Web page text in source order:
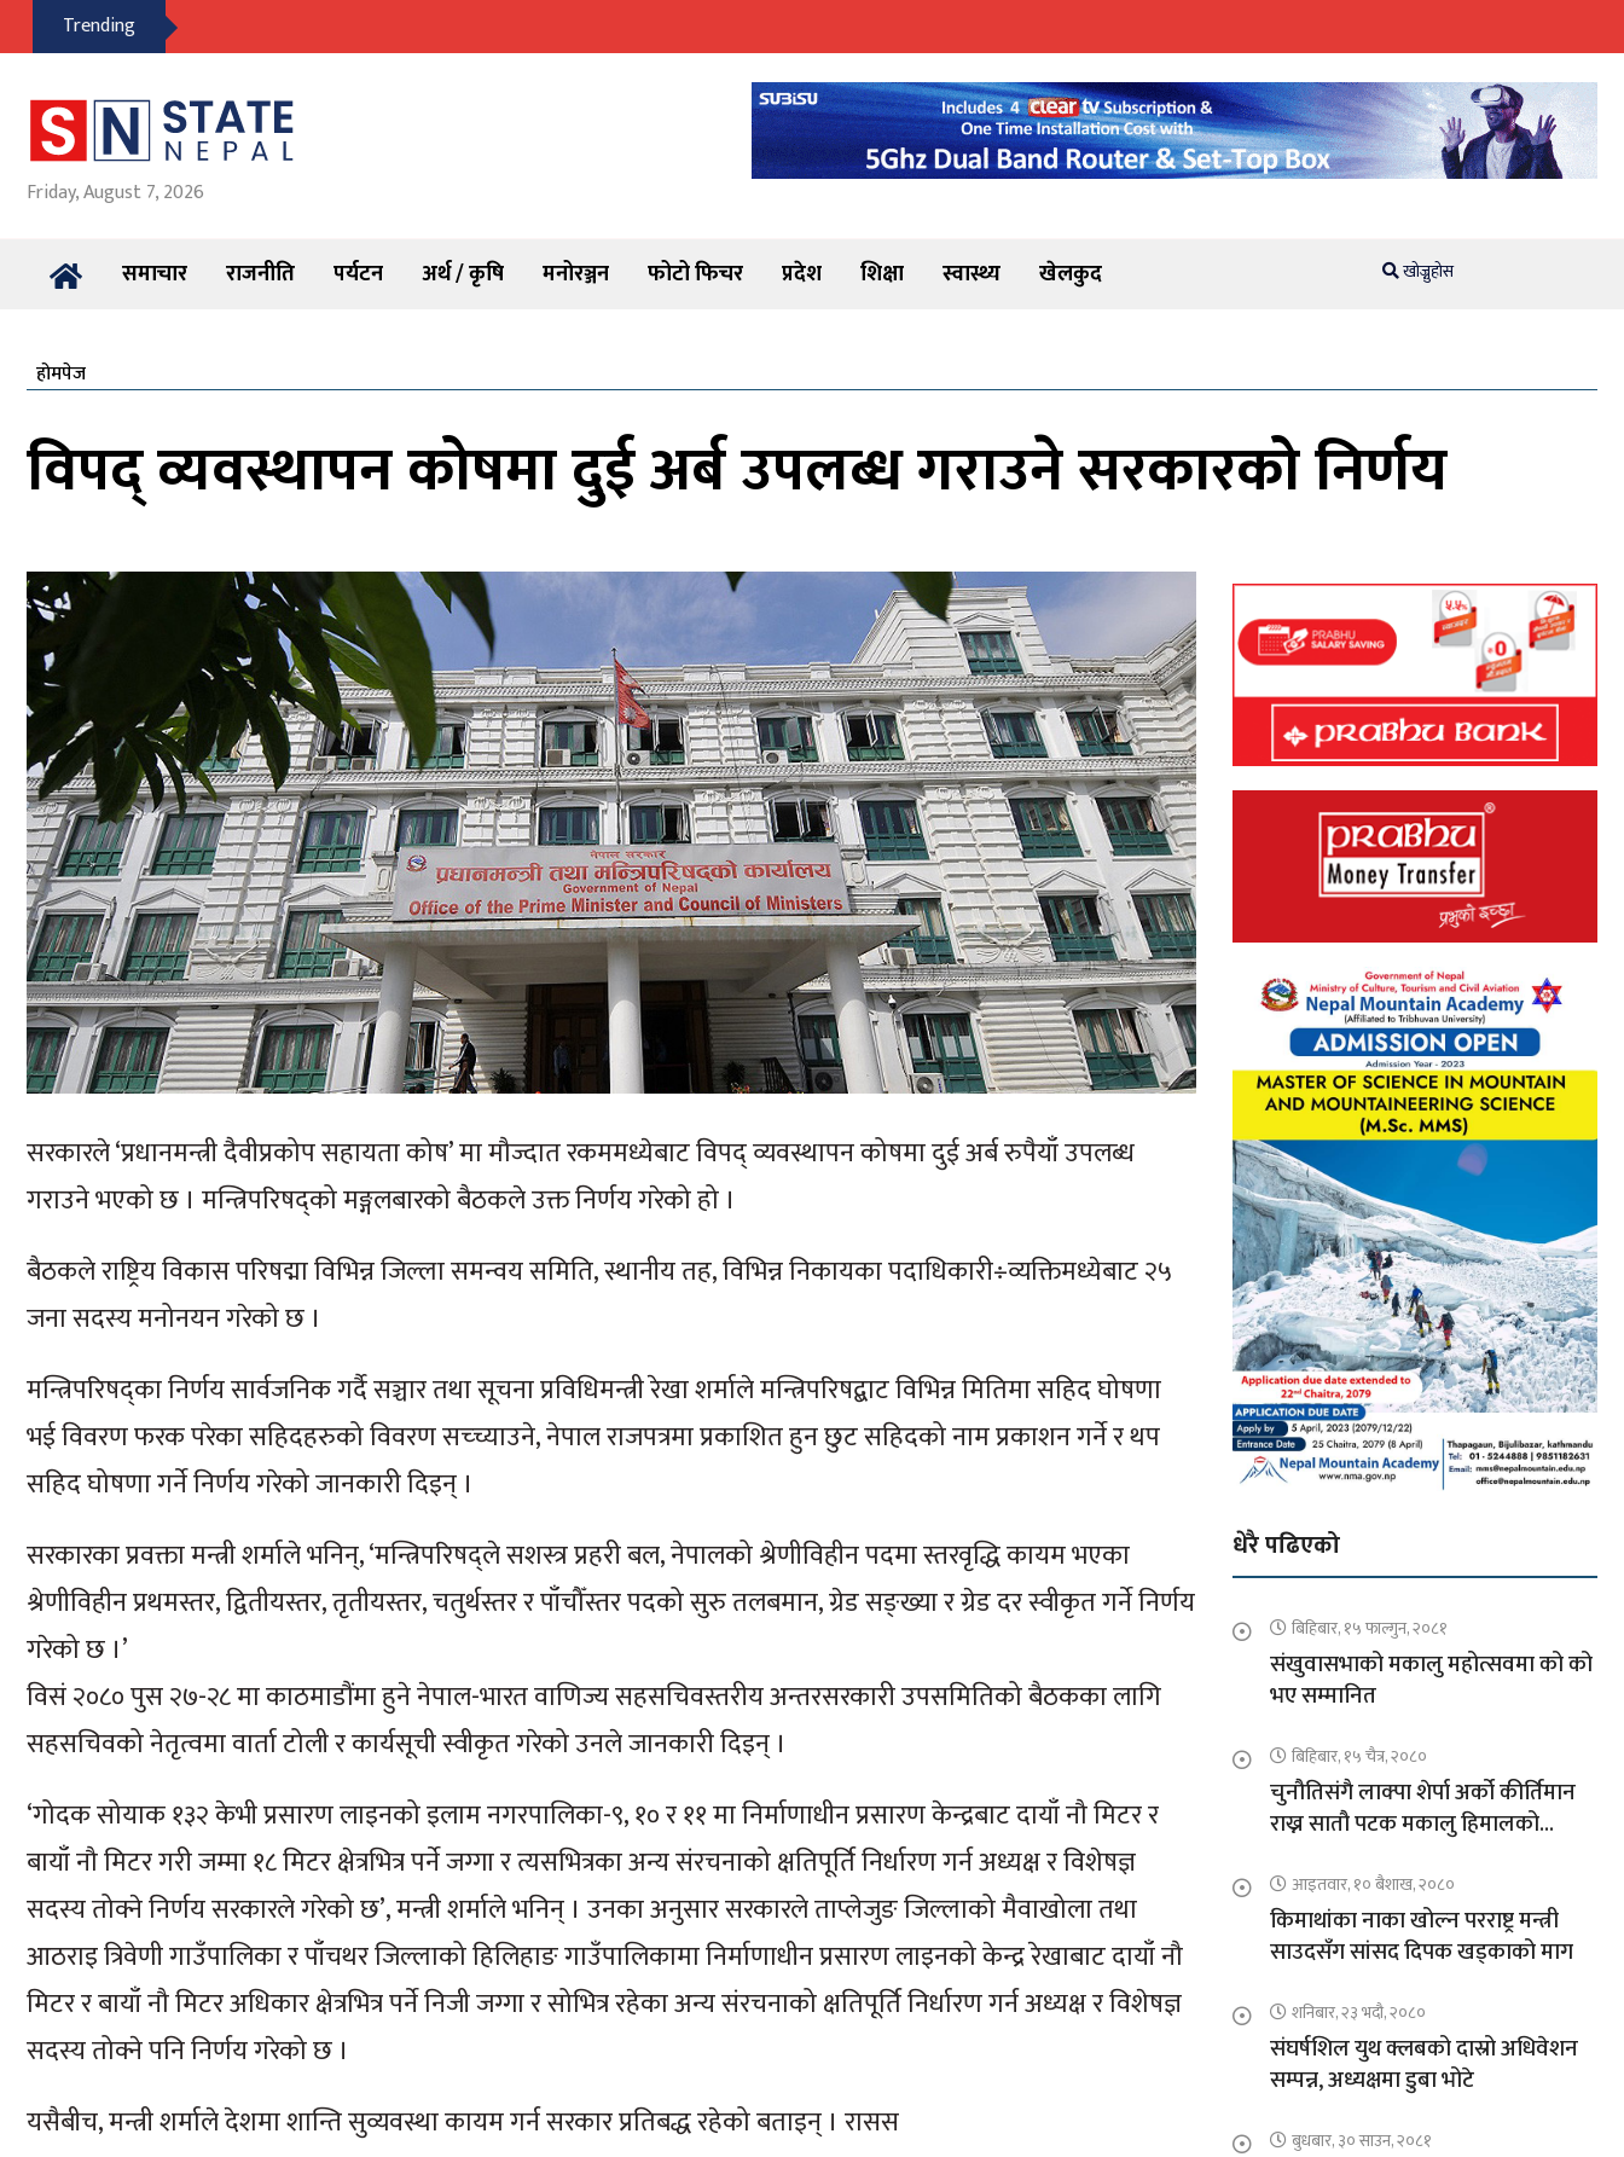
Trending
Friday, August 7, 2026
समाचार राजनीति पर्यटन अर्थ / कृषि मनोरञ्जन फोटो फिचर प्रदेश शिक्षा स्वास्थ्य खेलकुद खोज्नुहोस
होमपेज
विपद् व्यवस्थापन कोषमा दुई अर्ब उपलब्ध गराउने सरकारको निर्णय
सरकारले ‘प्रधानमन्त्री दैवीप्रकोप सहायता कोष’ मा मौज्दात रकममध्येबाट विपद् व्यवस्थापन कोषमा दुई अर्ब रुपैयाँ उपलब्ध
गराउने भएको छ । मन्त्रिपरिषद्को मङ्गलबारको बैठकले उक्त निर्णय गरेको हो ।
बैठकले राष्ट्रिय विकास परिषद्मा विभिन्न जिल्ला समन्वय समिति, स्थानीय तह, विभिन्न निकायका पदाधिकारी÷व्यक्तिमध्येबाट २५
जना सदस्य मनोनयन गरेको छ ।
मन्त्रिपरिषद्का निर्णय सार्वजनिक गर्दै सञ्चार तथा सूचना प्रविधिमन्त्री रेखा शर्माले मन्त्रिपरिषद्बाट विभिन्न मितिमा सहिद घोषणा
भई विवरण फरक परेका सहिदहरुको विवरण सच्च्याउने, नेपाल राजपत्रमा प्रकाशित हुन छुट सहिदको नाम प्रकाशन गर्ने र थप
सहिद घोषणा गर्ने निर्णय गरेको जानकारी दिइन् ।
सरकारका प्रवक्ता मन्त्री शर्माले भनिन्, ‘मन्त्रिपरिषद्ले सशस्त्र प्रहरी बल, नेपालको श्रेणीविहीन पदमा स्तरवृद्धि कायम भएका
श्रेणीविहीन प्रथमस्तर, द्वितीयस्तर, तृतीयस्तर, चतुर्थस्तर र पाँचौँस्तर पदको सुरु तलबमान, ग्रेड सङ्ख्या र ग्रेड दर स्वीकृत गर्ने निर्णय
गरेको छ ।’
विसं २०८० पुस २७-२८ मा काठमाडौंमा हुने नेपाल-भारत वाणिज्य सहसचिवस्तरीय अन्तरसरकारी उपसमितिको बैठकका लागि
सहसचिवको नेतृत्वमा वार्ता टोली र कार्यसूची स्वीकृत गरेको उनले जानकारी दिइन् ।
‘गोदक सोयाक १३२ केभी प्रसारण लाइनको इलाम नगरपालिका-९, १० र ११ मा निर्माणाधीन प्रसारण केन्द्रबाट दायाँ नौ मिटर र
बायाँ नौ मिटर गरी जम्मा १८ मिटर क्षेत्रभित्र पर्ने जग्गा र त्यसभित्रका अन्य संरचनाको क्षतिपूर्ति निर्धारण गर्न अध्यक्ष र विशेषज्ञ
सदस्य तोक्ने निर्णय सरकारले गरेको छ’, मन्त्री शर्माले भनिन् । उनका अनुसार सरकारले ताप्लेजुङ जिल्लाको मैवाखोला तथा
आठराइ त्रिवेणी गाउँपालिका र पाँचथर जिल्लाको हिलिहाङ गाउँपालिकामा निर्माणाधीन प्रसारण लाइनको केन्द्र रेखाबाट दायाँ नौ
मिटर र बायाँ नौ मिटर अधिकार क्षेत्रभित्र पर्ने निजी जग्गा र सोभित्र रहेका अन्य संरचनाको क्षतिपूर्ति निर्धारण गर्न अध्यक्ष र विशेषज्ञ
सदस्य तोक्ने पनि निर्णय गरेको छ ।
यसैबीच, मन्त्री शर्माले देशमा शान्ति सुव्यवस्था कायम गर्न सरकार प्रतिबद्ध रहेको बताइन् । रासस
धेरै पढिएको
बिहिबार, १५ फाल्गुन, २०८१
संखुवासभाको मकालु महोत्सवमा को को
भए सम्मानित
बिहिबार, १५ चैत्र, २०८०
चुनौतिसंगै लाक्पा शेर्पा अर्को कीर्तिमान
राख्न सातौ पटक मकालु हिमालको
आइतवार, १० बैशाख, २०८०
किमाथांका नाका खोल्न परराष्ट्र मन्त्री
साउदसँग सांसद दिपक खड्काको माग
शनिबार, २३ भदौ, २०८०
संघर्षशिल युथ क्लबको दास्रो अधिवेशन
सम्पन्न, अध्यक्षमा डुबा भोटे
बुधबार, ३० साउन, २०८१